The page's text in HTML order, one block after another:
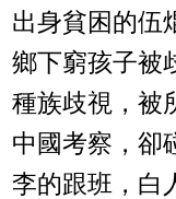
出身貧困的伍
鄉下窮孩子被
種族歧視，被
中國考察，卻
李的跟班，白